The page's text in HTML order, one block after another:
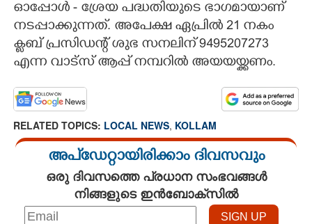
CARTOONS
LITERATURE
ZOOM
ഓപ്പോൾ - ശ്രേയ പദ്ധതിയുടെ ഭാഗമായാണ്
നടപ്പാക്കുന്നത്. അപേക്ഷ ഏപ്രിൽ 21 നകം
ക്ലബ്‌ പ്രസിഡന്റ്‌ ശുഭ സനലിന് 9495207273
എന്ന വാട്സ് ആപ്പ് നമ്പറിൽ അയയയ്ക്കണം.
RELATED TOPICS: LOCAL NEWS, KOLLAM
അപ്ഡേറ്റായിരിക്കാം ദിവസവും
ഒരു ദിവസത്തെ പ്രധാന സംഭവങ്ങൾ
നിങ്ങളുടെ ഇൻബോക്സിൽ